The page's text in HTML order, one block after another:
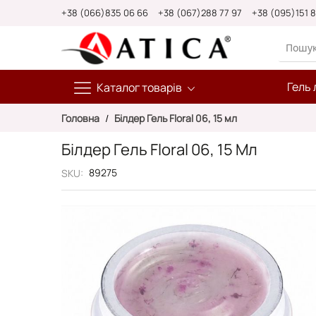
+38 (066)835 06 66 +38 (067)288 77 97 +38 (095)151
Каталог товарів Гель
Головна Білдер Гель Floral 06, 15 мл
Білдер Гель Floral 06, 15 Мл
SKU 89275
зображень